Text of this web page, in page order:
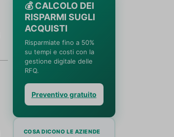
💰 CALCOLO DEI
RISPARMI SUGLI
ACQUISTI
Risparmiate fino a 50%
su tempi e costi con la
gestione digitale delle
RFQ.
Preventivo gratuito
COSA DICONO LE AZIENDE